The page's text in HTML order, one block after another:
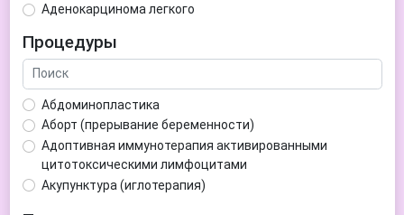
Аденокарцинома легкого
Аденома гипофиза
Аденома простаты
Аденома щитовидной железы
Аденомиоз
Адентия
Азооспермия
Акне (угри)
Алкоголизм
Процедуры
Абдоминопластика
Аборт (прерывание беременности)
Адоптивная иммунотерапия активированными
цитотоксическими лимфоцитами
Акупунктура (иглотерапия)